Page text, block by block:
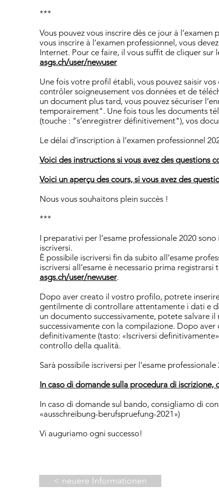
***
Vous pouvez vous inscrire dès ce jour à
vous inscrire à l’examen professionnel, vous
Internet. Pour ce faire, il vous suffit de cliquer sur
asgs.ch/user/newuser
Une fois votre profil établi, vous pouvez saisir
contrôler soigneusement vos données et de
un document plus tard, vous pouvez sécuriser
temporairement". Une fois tous les documents
(touche : "s’enregistrer définitivement"), vos
Le délai d’inscription à l’examen professionnel
Voici des instructions si vous avez des questions
Voici un aperçu des cours, si vous avez des
Nous vous souhaitons plein succès !
***
I preparativi per l’esame professionale 2020
iscriversi.
È possibile iscriversi fin da subito all’esame
iscriversi all’esame è necessario prima
asgs.ch/user/newuser.
Dopo aver creato il vostro profilo, potrete
gentilmente di controllare attentamente i dati e
un documento successivamente, potete salvare
successivamente con la compilazione. Dopo
definitivamente (tasto: «Iscriversi
controllo della qualità.
Sarà possibile iscriversi per l’esame
In caso di domande sulla procedura di
In caso di domande sul bando, consigliamo di
«ausschreibung-berufspruefung-2021»)
Vi auguriamo ogni successo!
< neuere Informationen